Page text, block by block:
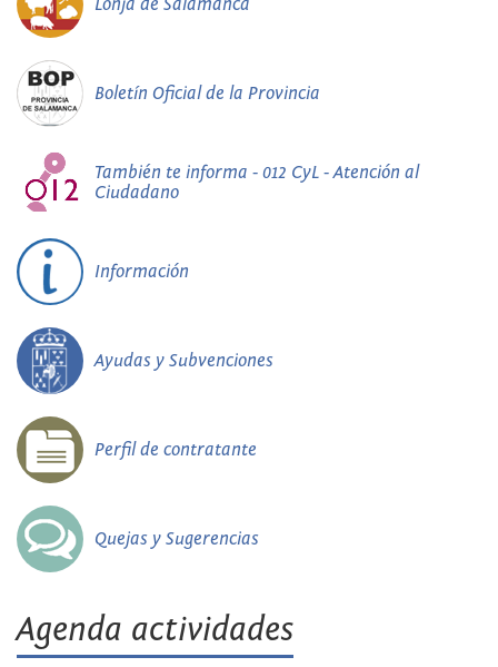
Boletín Oficial de la Provincia
También te informa - 012 CyL - Atención al
Ciudadano
Información
Ayudas y Subvenciones
Perfil de contratante
Quejas y Sugerencias
Agenda actividades